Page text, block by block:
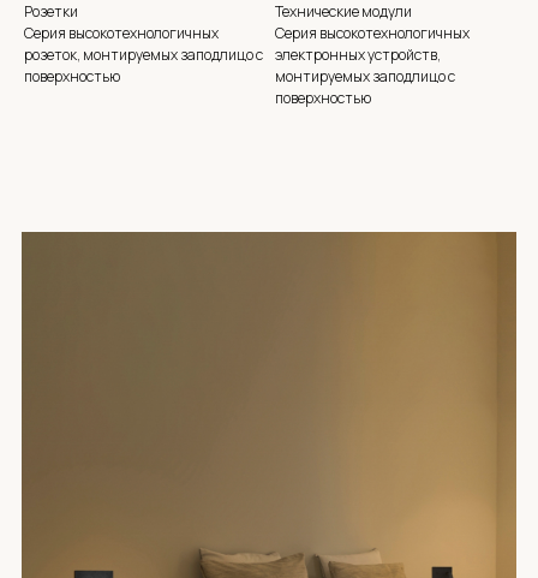
Розетки
Серия высокотехнологичных
розеток, монтируемых заподлицо с
поверхностью
Технические модули
Серия высокотехнологичных
электронных устройств,
монтируемых заподлицо с
поверхностью